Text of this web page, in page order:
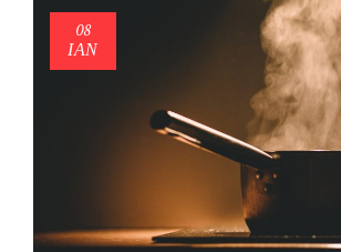
08
ΙΑΝ